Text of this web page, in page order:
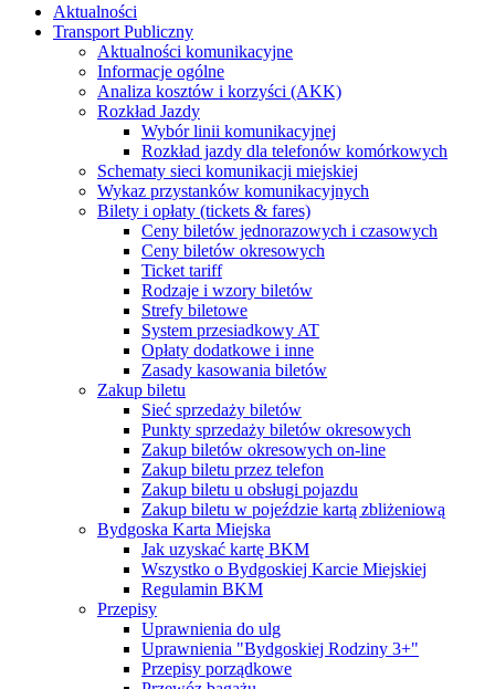
Aktualności
Transport Publiczny
Aktualności komunikacyjne
Informacje ogólne
Analiza kosztów i korzyści (AKK)
Rozkład Jazdy
Wybór linii komunikacyjnej
Rozkład jazdy dla telefonów komórkowych
Schematy sieci komunikacji miejskiej
Wykaz przystanków komunikacyjnych
Bilety i opłaty (tickets & fares)
Ceny biletów jednorazowych i czasowych
Ceny biletów okresowych
Ticket tariff
Rodzaje i wzory biletów
Strefy biletowe
System przesiadkowy AT
Opłaty dodatkowe i inne
Zasady kasowania biletów
Zakup biletu
Sieć sprzedaży biletów
Punkty sprzedaży biletów okresowych
Zakup biletów okresowych on-line
Zakup biletu przez telefon
Zakup biletu u obsługi pojazdu
Zakup biletu w pojeździe kartą zbliżeniową
Bydgoska Karta Miejska
Jak uzyskać kartę BKM
Wszystko o Bydgoskiej Karcie Miejskiej
Regulamin BKM
Przepisy
Uprawnienia do ulg
Uprawnienia "Bydgoskiej Rodziny 3+"
Przepisy porządkowe